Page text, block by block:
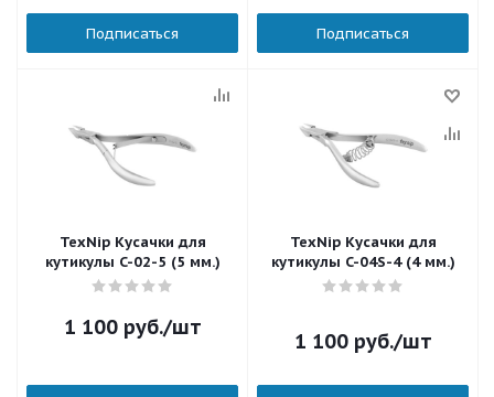
Подписаться Подписаться
TexNip Кусачки для
кутикулы C-02-5 (5 мм.)
1 100руб./шт
TexNip Кусачки для
кутикулы C-04S-4 (4 мм.)
1 100руб./шт